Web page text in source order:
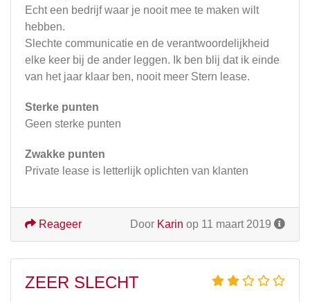
Echt een bedrijf waar je nooit mee te maken wilt
hebben.
Slechte communicatie en de verantwoordelijkheid
elke keer bij de ander leggen. Ik ben blij dat ik einde
van het jaar klaar ben, nooit meer Stern lease.
Sterke punten
Geen sterke punten
Zwakke punten
Private lease is letterlijk oplichten van klanten
Door Karin op 11 maart 2019
Reageer
ZEER SLECHT